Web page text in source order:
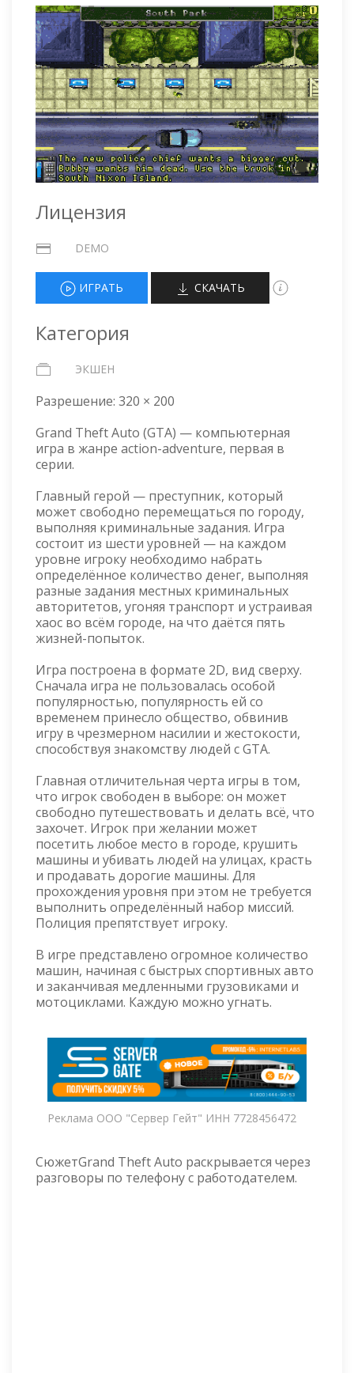
Лицензия
DEMO
ИГРАТЬ СКАЧАТЬ
Категория
ЭКШЕН
Разрешение: 320 × 200
Grand Theft Auto (GTA) — компьютерная
игра в жанре action-adventure, первая в
серии.
Главный герой — преступник, который
может свободно перемещаться по городу,
выполняя криминальные задания. Игра
состоит из шести уровней — на каждом
уровне игроку необходимо набрать
определённое количество денег, выполняя
разные задания местных криминальных
авторитетов, угоняя транспорт и устраивая
хаос во всём городе, на что даётся пять
жизней-попыток.
Игра построена в формате 2D, вид сверху.
Сначала игра не пользовалась особой
популярностью, популярность ей со
временем принесло общество, обвинив
игру в чрезмерном насилии и жестокости,
способствуя знакомству людей с GTA.
Главная отличительная черта игры в том,
что игрок свободен в выборе: он может
свободно путешествовать и делать всё, что
захочет. Игрок при желании может
посетить любое место в городе, крушить
машины и убивать людей на улицах, красть
и продавать дорогие машины. Для
прохождения уровня при этом не требуется
выполнить определённый набор миссий.
Полиция препятствует игроку.
В игре представлено огромное количество
машин, начиная с быстрых спортивных авто
и заканчивая медленными грузовиками и
мотоциклами. Каждую можно угнать.
Реклама ООО "Сервер Гейт" ИНН 7728456472
СюжетGrand Theft Auto раскрывается через
разговоры по телефону с работодателем.